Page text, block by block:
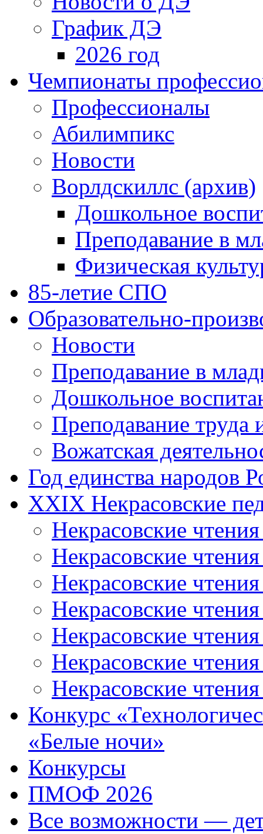
График ДЭ
2026 год
Чемпионаты
Профессионалы
Абилимпикс
Новости
Ворлдскиллс (архив)
Дошкольное
Преподавание в
Физическая
85-летие СПО
Образовательно-
Новости
Преподавание в
Дошкольное
Преподавание труда
Вожатская
Год единства народов
XXIX Некрасовские
Некрасовские
Некрасовские
Некрасовские
Некрасовские
Некрасовские
Некрасовские
Некрасовские
Конкурс
«Белые ночи»
Конкурсы
ПМОФ 2026
Все возможности —